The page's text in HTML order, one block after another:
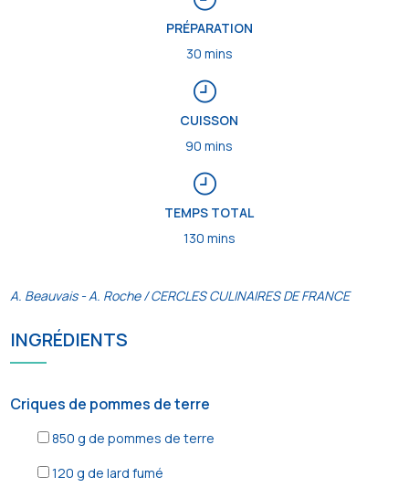
PRÉPARATION
30 mins
CUISSON
90 mins
TEMPS TOTAL
130 mins
A. Beauvais - A. Roche / CERCLES CULINAIRES DE FRANCE
INGRÉDIENTS
Criques de pommes de terre
850 g de pommes de terre
120 g de lard fumé